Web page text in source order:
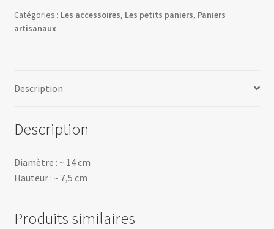
Catégories : Les accessoires, Les petits paniers, Paniers
artisanaux
Description
Description
Diamètre : ~ 14 cm
Hauteur : ~ 7,5 cm
Produits similaires